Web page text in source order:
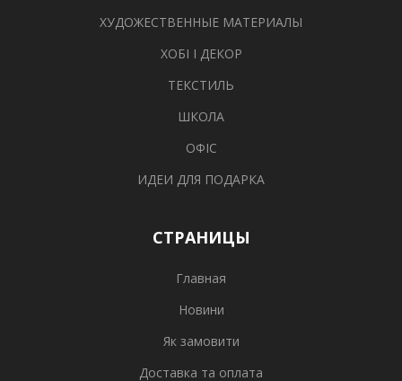
ХУДОЖЕСТВЕННЫЕ МАТЕРИАЛЫ
ХОБІ І ДЕКОР
ТЕКСТИЛЬ
ШКОЛА
ОФІС
ИДЕИ ДЛЯ ПОДАРКА
СТРАНИЦЫ
Главная
Новини
Як замовити
Доставка та оплата